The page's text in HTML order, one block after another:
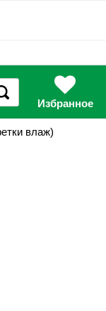
Избранное
влаж)